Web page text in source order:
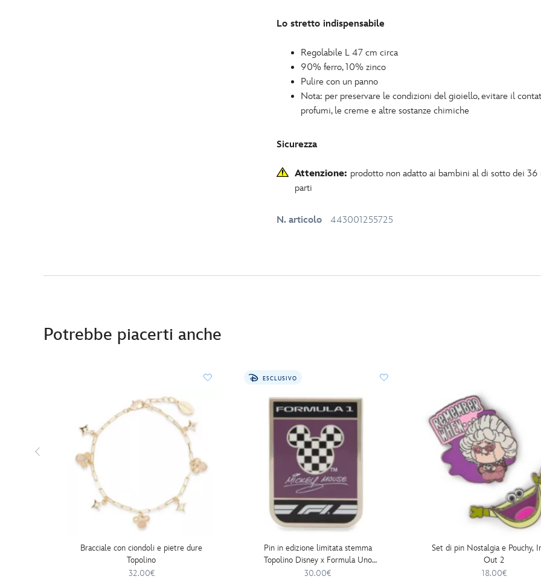
Lo stretto indispensabile
Regolabile L 47 cm circa
90% ferro, 10% zinco
Pulire con un panno
Nota: per preservare le condizioni del gioiello, evitare il
profumi, le creme e altre sostanze chimiche
Sicurezza
Attenzione: prodotto non adatto ai bambini al di sotto dei 36
parti
N. articolo 443001255725
Potrebbe piacerti anche
Bracciale con ciondoli e pietre dure
Topolino
32.00€
ESCLUSIVO
Pin in edizione limitata stemma
Topolino Disney x Formula Uno
Velocity
30.00€
Set di pin Nostalgia e Pouchy,
Out 2
18.00€